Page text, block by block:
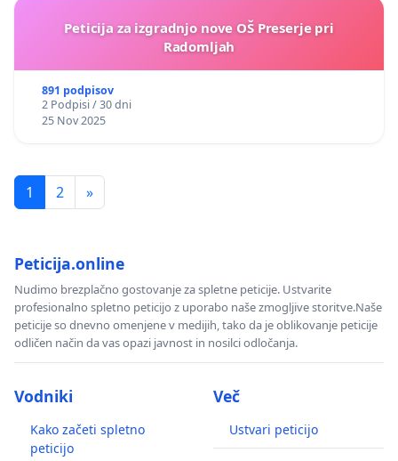
Peticija za izgradnjo nove OŠ Preserje pri
Radomljah
891 podpisov
2 Podpisi / 30 dni
25 Nov 2025
1 2 »
Peticija.online
Nudimo brezplačno gostovanje za spletne peticije. Ustvarite
profesionalno spletno peticijo z uporabo naše zmogljive storitve.Naše
peticije so dnevno omenjene v medijih, tako da je oblikovanje peticije
odličen način da vas opazi javnost in nosilci odločanja.
Vodniki
Kako začeti spletno
peticijo
Več
Ustvari peticijo